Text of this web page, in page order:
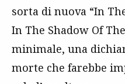
sorta di nuova “In
In The Shadow Of
minimale, una
morte che farebbe